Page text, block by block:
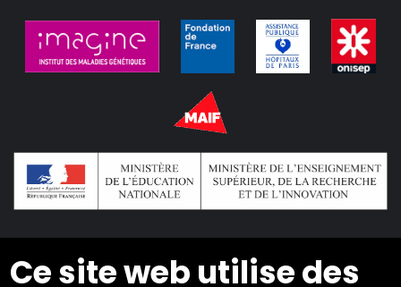
Ce site web utilise des
2024 © Copyright INSEI. Tous droits réservés